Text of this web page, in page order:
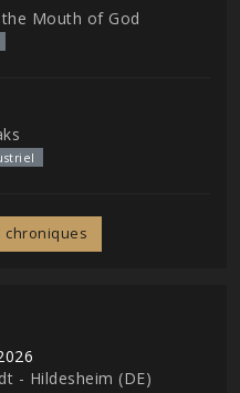
Mouth of God
chroniques
- Hildesheim (DE)